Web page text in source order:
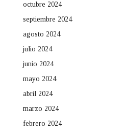
octubre 2024
septiembre 2024
agosto 2024
julio 2024
junio 2024
mayo 2024
abril 2024
marzo 2024
febrero 2024